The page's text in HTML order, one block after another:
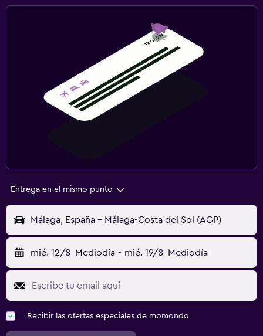
Entrega en el mismo punto
Málaga, España - Málaga-Costa del Sol (AGP)
mié. 12/8 Mediodía - mié. 19/8 Mediodía
Recibir las ofertas especiales de momondo